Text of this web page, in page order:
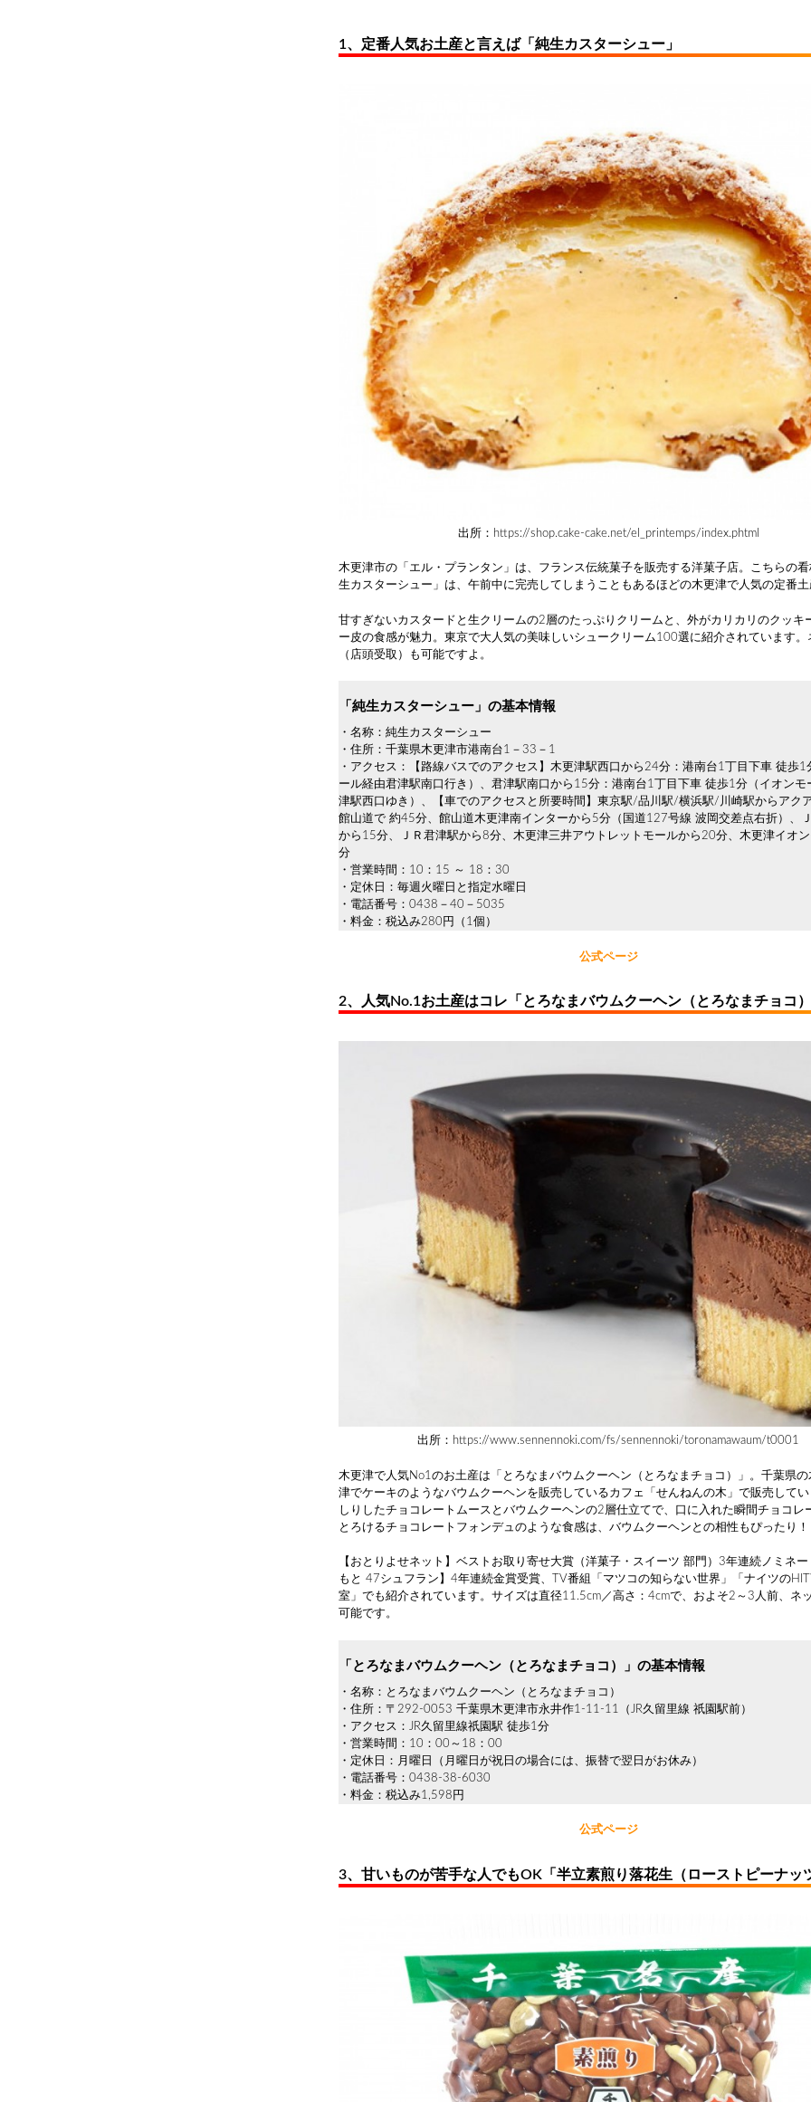
1、定番人気お土産と言えば「純生カスターシュー」
出所：https://shop.cake-cake.net/el_printemps/index.phtml
木更津市の「エル・プランタン」は、フランス伝統菓子を販売する洋菓子店。こちらの
生カスターシュー」は、午前中に完売してしまうこともあるほどの木更津で人気の定番
甘すぎないカスタードと生クリームの2層のたっぷりクリームと、外がカリカリのクッキ
ー皮の食感が魅力。東京で大人気の美味しいシュークリーム100選に紹介されています。
（店頭受取）も可能ですよ。
「純生カスターシュー」の基本情報
・名称：純生カスターシュー
・住所：千葉県木更津市港南台1－33－1
・アクセス：【路線バスでのアクセス】木更津駅西口から24分：港南台1丁目下車 徒歩1
ール経由君津駅南口行き）、君津駅南口から15分：港南台1丁目下車 徒歩1分（イオンモ
津駅西口ゆき）、【車でのアクセスと所要時間】東京駅/品川駅/横浜駅/川崎駅からアク
館山道で 約45分、館山道木更津南インターから5分（国道127号線 波岡交差点右折）、
から15分、ＪＲ君津駅から8分、木更津三井アウトレットモールから20分、木更津イオ
分
・営業時間：10：15 ～ 18：30
・定休日：毎週火曜日と指定水曜日
・電話番号：0438－40－5035
・料金：税込み280円（1個）
公式ページ
2、人気No.1お土産はコレ「とろなまバウムクーヘン（とろなまチョコ
出所：https://www.sennennoki.com/fs/sennennoki/toronamawaum/t0001
木更津で人気No1のお土産は「とろなまバウムクーヘン（とろなまチョコ）」。千葉県
津でケーキのようなバウムクーヘンを販売しているカフェ「せんねんの木」で販売して
しりしたチョコレートムースとバウムクーヘンの2層仕立てで、口に入れた瞬間チョコレ
とろけるチョコレートフォンデュのような食感は、バウムクーヘンとの相性もぴったり！
【おとりよせネット】ベストお取り寄せ大賞（洋菓子・スイーツ 部門）3年連続ノミネ
もと 47シュフラン】4年連続金賞受賞、TV番組「マツコの知らない世界」「ナイツの
室」でも紹介されています。サイズは直径11.5cm／高さ：4cmで、およそ2～3人前、ネ
可能です。
「とろなまバウムクーヘン（とろなまチョコ）」の基本情報
・名称：とろなまバウムクーヘン（とろなまチョコ）
・住所：〒292-0053 千葉県木更津市永井作1-11-11（JR久留里線 祇園駅前）
・アクセス：JR久留里線祇園駅 徒歩1分
・営業時間：10：00～18：00
・定休日：月曜日（月曜日が祝日の場合には、振替で翌日がお休み）
・電話番号：0438-38-6030
・料金：税込み1,598円
公式ページ
3、甘いものが苦手な人でもOK「半立素煎り落花生（ローストピーナッ